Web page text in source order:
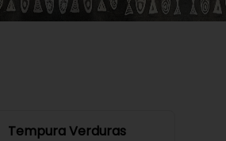
Tempura Verduras